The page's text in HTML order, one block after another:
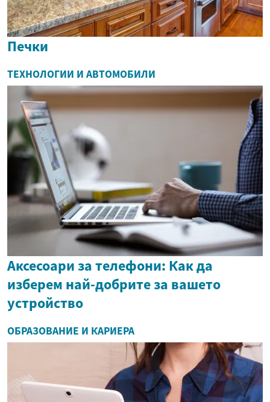
Печки
ТЕХНОЛОГИИ И АВТОМОБИЛИ
Аксесоари за телефони: Как да
изберем най-добрите за вашето
устройство
ОБРАЗОВАНИЕ И КАРИЕРА